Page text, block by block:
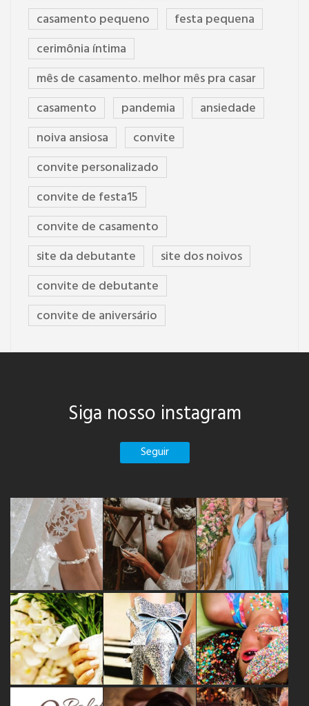
casamento pequeno
festa pequena
cerimônia íntima
mês de casamento. melhor mês pra casar
casamento
pandemia
ansiedade
noiva ansiosa
convite
convite personalizado
convite de festa15
convite de casamento
site da debutante
site dos noivos
convite de debutante
convite de aniversário
Siga nosso instagram
Seguir